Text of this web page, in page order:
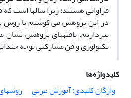
فراوانی هستند؛ زیرا سالها است
در این پژوهش می کوشیم با روش
بپردازیم. یافتههای پژوهش
تکنولوژی و فن مشارکتی توجه
کلیدواژه‌ها
واژگان کلیدی: آموزش عربی